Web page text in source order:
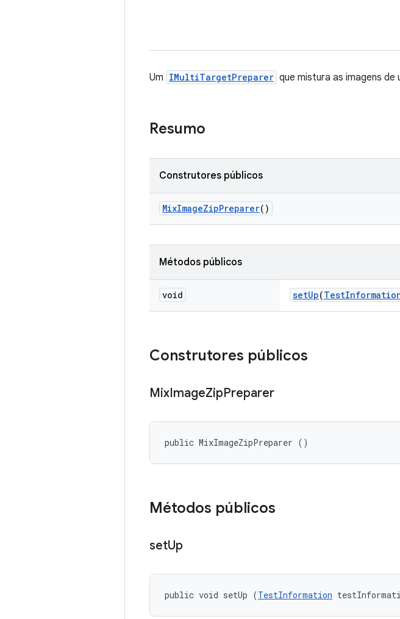
Um IMultiTargetPreparer que mistura as imagens de
Resumo
Construtores públicos
MixImageZipPreparer()
Métodos públicos
void setUp(Test
Construtores públicos
MixImageZipPreparer
public MixImageZipPreparer ()
Métodos públicos
setUp
public void setUp (TestInformation